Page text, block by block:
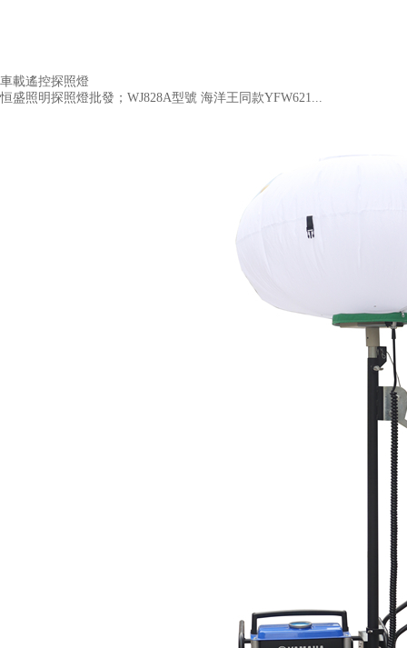
車載遙控探照燈
恒盛照明探照燈批發；WJ828A型號 海洋王同款YFW621...